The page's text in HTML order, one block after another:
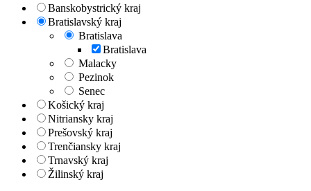
Banskobystrický kraj
Bratislavský kraj
Bratislava
Bratislava
Malacky
Pezinok
Senec
Košický kraj
Nitriansky kraj
Prešovský kraj
Trenčiansky kraj
Trnavský kraj
Žilinský kraj